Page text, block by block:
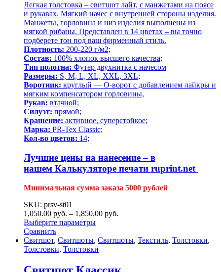
Легкая толстовка – свитшот лайт, с манжетами на поясе
и рукавах. Мягкий начес с внутренней стороны изделия.
Манжеты, горловина и низ изделия выполнены из
мягкой рибаны. Представлен в 14 цветах – вы точно
подберете тон под ваш фирменный стиль.
Плотность: 200-220 г/м2;
Состав: 100% хлопок высшего качества;
Тип полотна: Футер двухнитка с начесом
Размеры: S, M, L, XL, XXL, 3XL;
Воротник: круглый — О-ворот с добавлением лайкры и
мягким компенсатором горловины,
Рукав: втачной;
Силуэт: прямой;
Крашение: активное, суперстойкое;
Марка: PR-Tex Classic;
Кол-во цветов: 14;
Лучшие цены на нанесение – в
нашем Калькуляторе печати ruprint.net
Минимальная сумма заказа 5000 рублей
SKU: prsv-st01
1,050.00 руб. – 1,850.00 руб.
Выберите параметры
Сравнить
Свитшот, Свитшоты, Свитшоты, Текстиль, Толстовки,
Толстовки, Толстовки